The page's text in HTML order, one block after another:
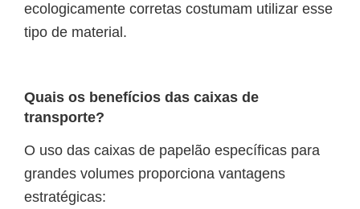
ecologicamente corretas costumam utilizar esse
tipo de material.
Quais os benefícios das caixas de
transporte?
O uso das caixas de papelão específicas para
grandes volumes proporciona vantagens
estratégicas: